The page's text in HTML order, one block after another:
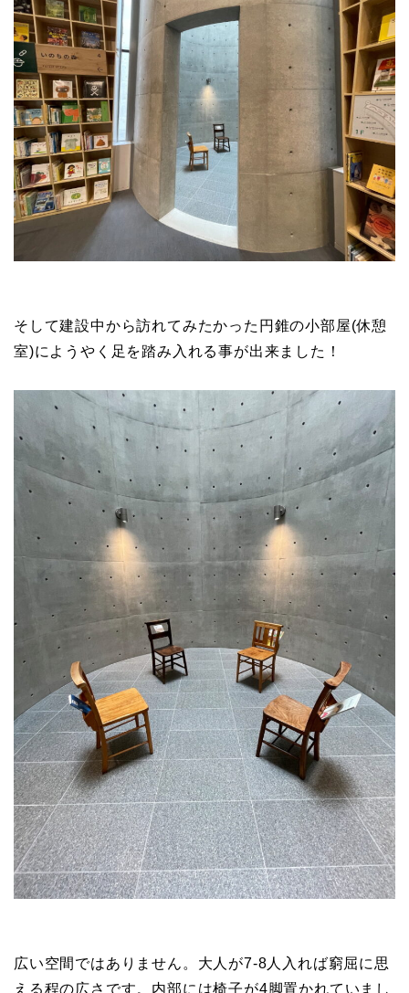
そして建設中から訪れてみたかった円錐の小部屋(休憩
室)にようやく足を踏み入れる事が出来ました！
広い空間ではありません。大人が7-8人入れば窮屈に思
える程の広さです。内部には椅子が4脚置かれていまし